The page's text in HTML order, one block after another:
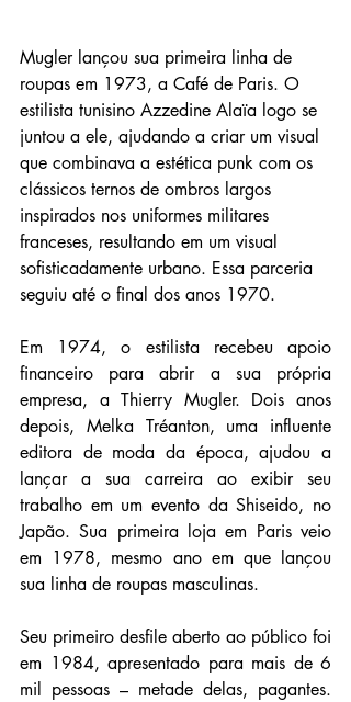
Mugler lançou sua primeira linha de
roupas em 1973, a Café de Paris. O
estilista tunisino Azzedine Alaïa logo se
juntou a ele, ajudando a criar um visual
que combinava a estética punk com os
clássicos ternos de ombros largos
inspirados nos uniformes militares
franceses, resultando em um visual
sofisticadamente urbano. Essa parceria
seguiu até o final dos anos 1970.
Em 1974, o estilista recebeu apoio
financeiro para abrir a sua própria
empresa, a Thierry Mugler. Dois anos
depois, Melka Tréanton, uma influente
editora de moda da época, ajudou a
lançar a sua carreira ao exibir seu
trabalho em um evento da Shiseido, no
Japão. Sua primeira loja em Paris veio
em 1978, mesmo ano em que lançou
sua linha de roupas masculinas.
Seu primeiro desfile aberto ao público foi
em 1984, apresentado para mais de 6
mil pessoas – metade delas, pagantes.